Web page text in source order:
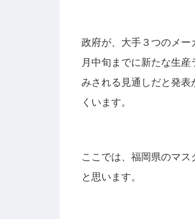
政府が、大手３つのメー
月中旬までに新たな生
みされる見通しだと発表
くいます。
ここでは、福岡県のマ
と思います。